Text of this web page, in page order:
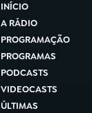
INÍCIO
A RÁDIO
PROGRAMAÇÃO
PROGRAMAS
PODCASTS
VIDEOCASTS
ÚLTIMAS